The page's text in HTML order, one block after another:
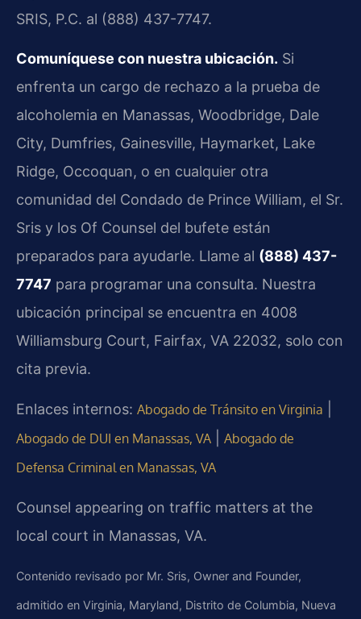
SRIS, P.C. al (888) 437-7747.
Comuníquese con nuestra ubicación. Si
enfrenta un cargo de rechazo a la prueba de
alcoholemia en Manassas, Woodbridge, Dale
City, Dumfries, Gainesville, Haymarket, Lake
Ridge, Occoquan, o en cualquier otra
comunidad del Condado de Prince William, el Sr.
Sris y los Of Counsel del bufete están
preparados para ayudarle. Llame al (888) 437-
7747 para programar una consulta. Nuestra
ubicación principal se encuentra en 4008
Williamsburg Court, Fairfax, VA 22032, solo con
cita previa.
Enlaces internos: Abogado de Tránsito en Virginia
Abogado de DUI en Manassas, VA
Abogado de
Defensa Criminal en Manassas, VA
Counsel appearing on traffic matters at the
local court in Manassas, VA.
Contenido revisado por Mr. Sris, Owner and Founder,
admitido en Virginia, Maryland, Distrito de Columbia, Nueva